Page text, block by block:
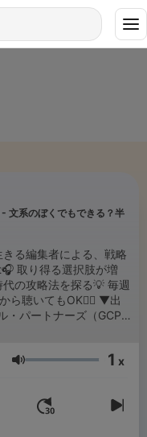
文系のぼくでもできる？半
る編集者による、戦略
取り得る選択肢が増
の攻略法を探る💡 毎週
いてもOK🙆‍♂️ ▼出
・パートナーズ（GCP）
力のあるベンチャー投
2年次優秀賞）。投資実
リントシステム、ナナ
生まれ育ち（時々アメ
音量 1 x